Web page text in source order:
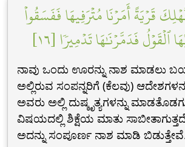
قَرۡيَةً أَمَرۡنَا مُتۡرَفِيهَا فَفَسَقُواْ
ٱلۡقَوۡلُ فَدَمَّرۡنَٰهَا تَدۡمِيرٗا [١٦]
ನಾವು ಒಂದು ಊರನ್ನು ನಾಶ ಮಾಡಲು
ಅಲ್ಲಿರುವ ಸಂಪನ್ನರಿಗೆ (ಕೆಲವು)
ಅವರು ಅಲ್ಲಿ ದುಷ್ಕೃತ್ಯಗಳನ್ನು
ವಿಷಯದಲ್ಲಿ ಶಿಕ್ಷೆಯ ಮಾತು
ಅದನ್ನು ಸಂಪೂರ್ಣ ನಾಶ ಮಾಡಿ